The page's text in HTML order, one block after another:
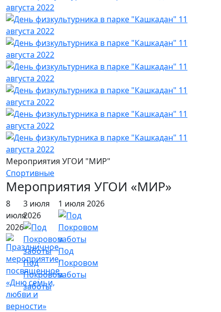
Мероприятия УГОИ "МИР"
Спортивные
Мероприятия УГОИ «МИР»
8
июля
2026
3 июля
2026
Под
Покровом
заботы
1 июля 2026
Под
Покровом
заботы